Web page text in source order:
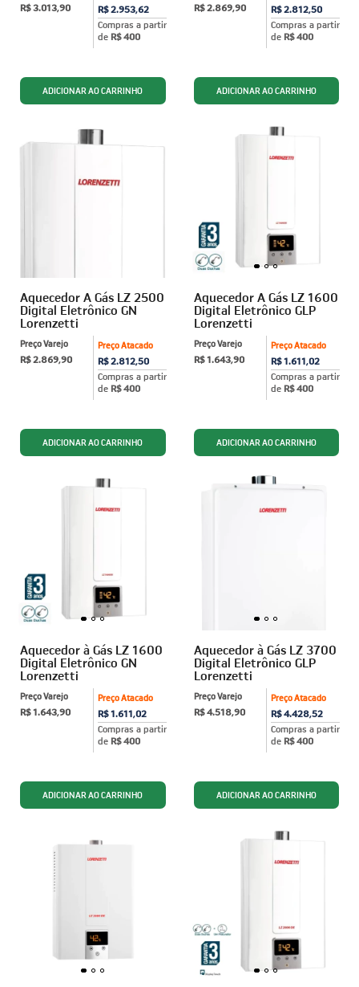
R$ 2.953,62
Compras a partir
de R$ 400
R$ 3.013,90
R$ 2.812,50
Compras a partir
de R$ 400
R$ 2.869,90
Aquecedor A Gás LZ 2500
Digital Eletrônico GN
Lorenzetti
Preço Atacado
R$ 2.812,50
Compras a partir
de R$ 400
Preço Varejo
R$ 2.869,90
Aquecedor A Gás LZ 1600
Digital Eletrônico GLP
Lorenzetti
Preço Atacado
R$ 1.611,02
Compras a partir
de R$ 400
Preço Varejo
R$ 1.643,90
Aquecedor à Gás LZ 1600
Digital Eletrônico GN
Lorenzetti
Preço Atacado
R$ 1.611,02
Compras a partir
de R$ 400
Preço Varejo
R$ 1.643,90
Aquecedor à Gás LZ 3700
Digital Eletrônico GLP
Lorenzetti
Preço Atacado
R$ 4.428,52
Compras a partir
de R$ 400
Preço Varejo
R$ 4.518,90